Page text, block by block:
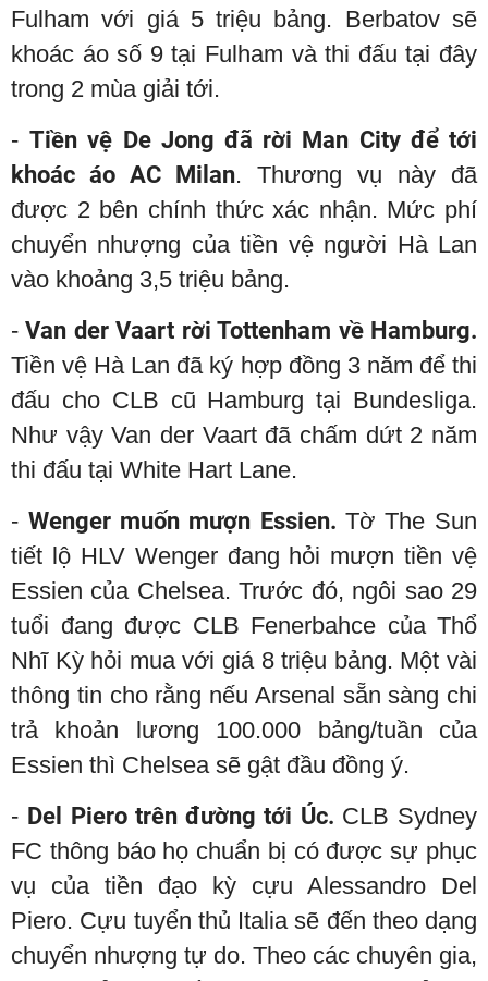
Fulham với giá 5 triệu bảng. Berbatov sẽ
khoác áo số 9 tại Fulham và thi đấu tại đây
trong 2 mùa giải tới.
-Tiền vệ De Jong đã rời Man City để tới
khoác áo AC Milan. Thương vụ này đã
được 2 bên chính thức xác nhận. Mức phí
chuyển nhượng của tiền vệ người Hà Lan
vào khoảng 3,5 triệu bảng.
- Van der Vaart rời Tottenham về Hamburg.
Tiền vệ Hà Lan đã ký hợp đồng 3 năm để thi
đấu cho CLB cũ Hamburg tại Bundesliga.
Như vậy Van der Vaart đã chấm dứt 2 năm
thi đấu tại White Hart Lane.
-Wenger muốn mượn Essien. Tờ The Sun
tiết lộ HLV Wenger đang hỏi mượn tiền vệ
Essien của Chelsea. Trước đó, ngôi sao 29
tuổi đang được CLB Fenerbahce của Thổ
Nhĩ Kỳ hỏi mua với giá 8 triệu bảng. Một vài
thông tin cho rằng nếu Arsenal sẵn sàng chi
trả khoản lương 100.000 bảng/tuần của
Essien thì Chelsea sẽ gật đầu đồng ý.
- Del Piero trên đường tới Úc. CLB Sydney
FC thông báo họ chuẩn bị có được sự phục
vụ của tiền đạo kỳ cựu Alessandro Del
Piero. Cựu tuyển thủ Italia sẽ đến theo dạng
chuyển nhượng tự do. Theo các chuyên gia,